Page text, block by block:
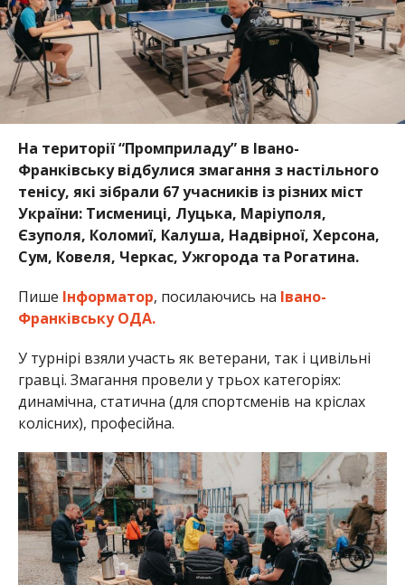
На території “Промприладу” в Івано-
Франківську відбулися змагання з настільного
тенісу, які зібрали 67 учасників із різних міст
України: Тисмениці, Луцька, Маріуполя,
Єзуполя, Коломиї, Калуша, Надвірної, Херсона,
Сум, Ковеля, Черкас, Ужгорода та Рогатина.
Пише Інформатор, посилаючись на Івано-
Франківську ОДА.
У турнірі взяли участь як ветерани, так і цивільні
гравці. Змагання провели у трьох категоріях:
динамічна, статична (для спортсменів на кріслах
колісних), професійна.